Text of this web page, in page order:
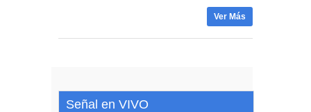
Ver Más
Señal en VIVO